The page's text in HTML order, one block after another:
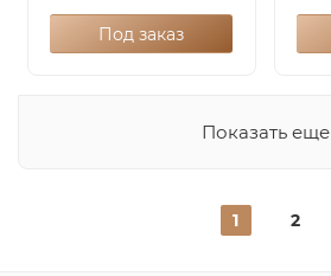
Под заказ
Показать еще
1 2